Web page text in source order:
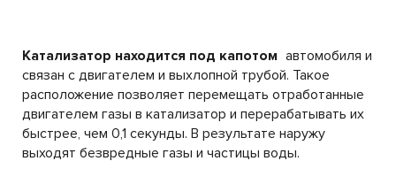
Катализатор находится под капотом автомобиля и
связан с двигателем и выхлопной трубой. Такое
расположение позволяет перемещать отработанные
двигателем газы в катализатор и перерабатывать их
быстрее, чем 0,1 секунды. В результате наружу
выходят безвредные газы и частицы воды.